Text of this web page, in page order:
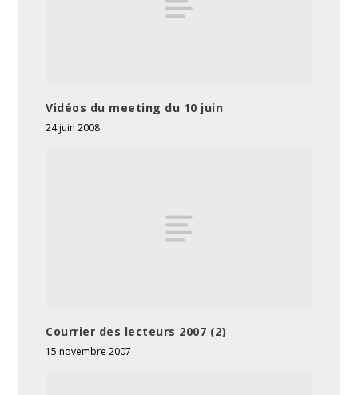
Vidéos du meeting du 10 juin
24 juin 2008
Courrier des lecteurs 2007 (2)
15 novembre 2007